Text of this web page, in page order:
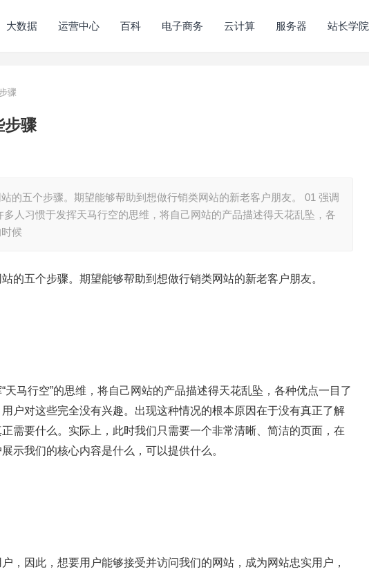
大数据 运营中心 百科 电子商务 云计算 服务器 站长学院
骤
步骤
的五个步骤。期望能够帮助到想做行销类网站的新老客户朋友。 01 强调
人习惯于发挥天马行空的思维，将自己网站的产品描述得天花乱坠，各
候
的五个步骤。期望能够帮助到想做行销类网站的新老客户朋友。
马行空”的思维，将自己网站的产品描述得天花乱坠，各种优点一目了
户对这些完全没有兴趣。出现这种情况的根本原因在于没有真正了解
需要什么。实际上，此时我们只需要一个非常清晰、简洁的页面，在
示我们的核心内容是什么，可以提供什么。
，因此，想要用户能够接受并访问我们的网站，成为网站忠实用户，